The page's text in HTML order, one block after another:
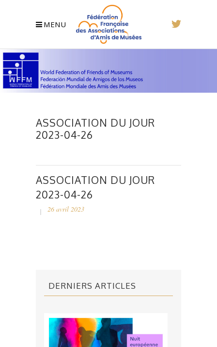
MENU
ASSOCIATION DU JOUR
2023-04-26
ASSOCIATION DU JOUR
2023-04-26
26 avril 2023
DERNIERS ARTICLES